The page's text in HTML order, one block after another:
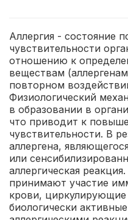
Аллергия - состояние
чувствительности
отношению к
веществам
повторном
Физиологический
в образовании в
что приводит к
чувствительности. В
аллергена,
или
аллергическая
принимают участие
крови,
биологически